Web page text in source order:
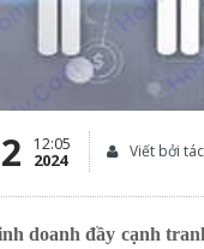
12:05
2024 Viết bởi
doanh đầy cạnh